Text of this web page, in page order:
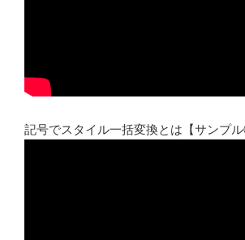
記号でスタイル一括変換とは【サンプル